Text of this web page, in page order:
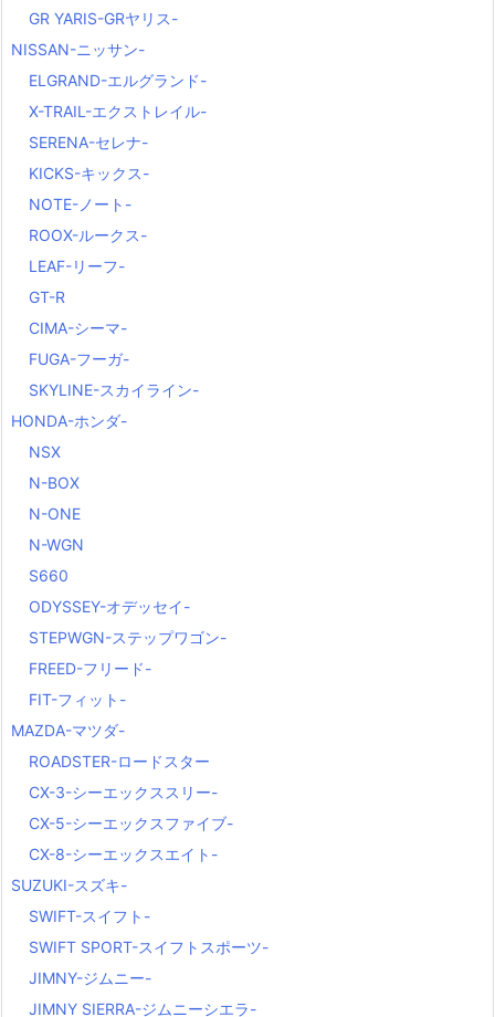
GR YARIS-GRヤリス-
NISSAN-ニッサン-
ELGRAND-エルグランド-
X-TRAIL-エクストレイル-
SERENA-セレナ-
KICKS-キックス-
NOTE-ノート-
ROOX-ルークス-
LEAF-リーフ-
GT-R
CIMA-シーマ-
FUGA-フーガ-
SKYLINE-スカイライン-
HONDA-ホンダ-
NSX
N-BOX
N-ONE
N-WGN
S660
ODYSSEY-オデッセイ-
STEPWGN-ステップワゴン-
FREED-フリード-
FIT-フィット-
MAZDA-マツダ-
ROADSTER-ロードスター
CX-3-シーエックススリー-
CX-5-シーエックスファイブ-
CX-8-シーエックスエイト-
SUZUKI-スズキ-
SWIFT-スイフト-
SWIFT SPORT-スイフトスポーツ-
JIMNY-ジムニー-
JIMNY SIERRA-ジムニーシエラ-